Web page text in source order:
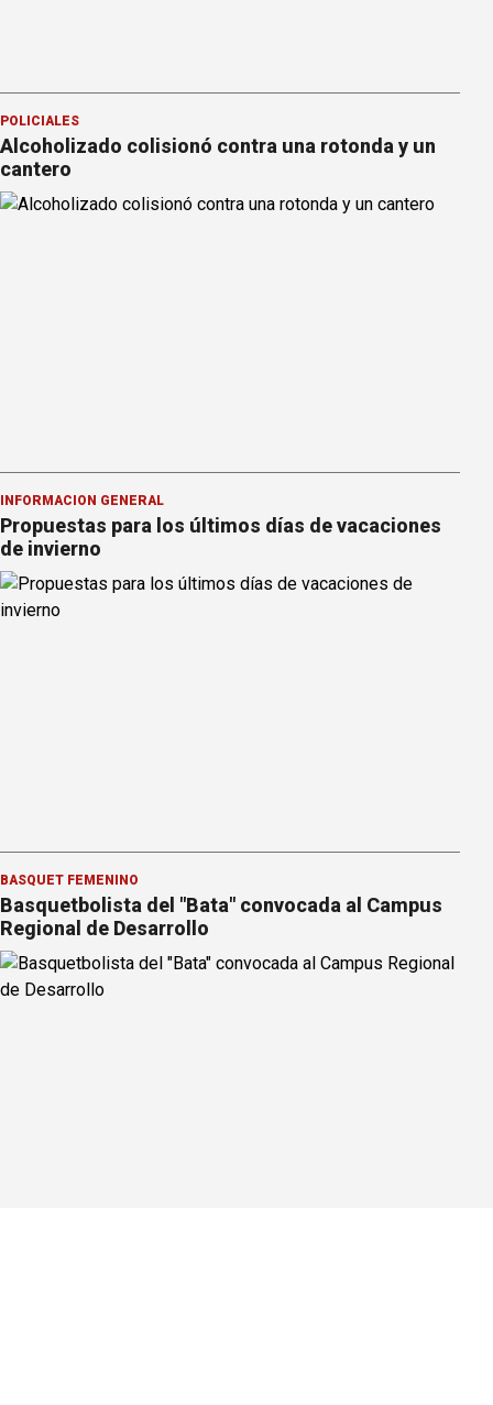
POLICIALES
Alcoholizado colisionó contra una rotonda y un
cantero
INFORMACION GENERAL
Propuestas para los últimos días de vacaciones
de invierno
BÁSQUET FEMENINO
Basquetbolista del "Bata" convocada al Campus
Regional de Desarrollo